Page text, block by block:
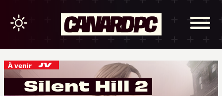
À venir
Silent Hill 2